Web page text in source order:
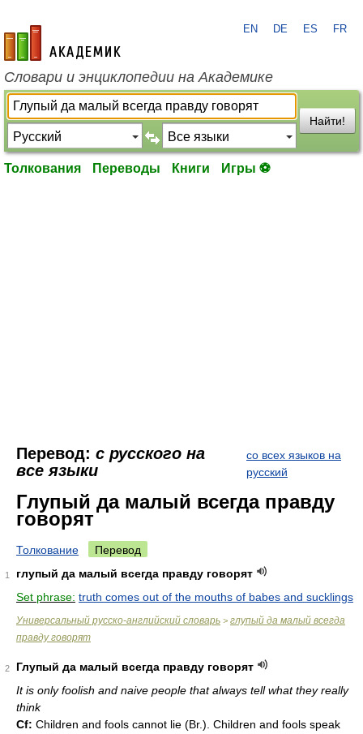
academic.ru
EN DE ES FR
Словари и энциклопедии на Академике
Найти!
Толкования Переводы Книги Игры ⚽
Перевод: с русского на
все языки
со всех языков на
русский
Глупый да малый всегда правду
говорят
Толкование Перевод
1
глупый да малый всегда правду говорят
Set phrase: truth comes out of the mouths of babes and sucklings
Универсальный русско-английский словарь > глупый да малый всегда
правду говорят
2
Глупый да малый всегда правду говорят
It is only foolish and naive people that always tell what they really
think
Cf: Children and fools cannot lie (Br.). Children and fools speak